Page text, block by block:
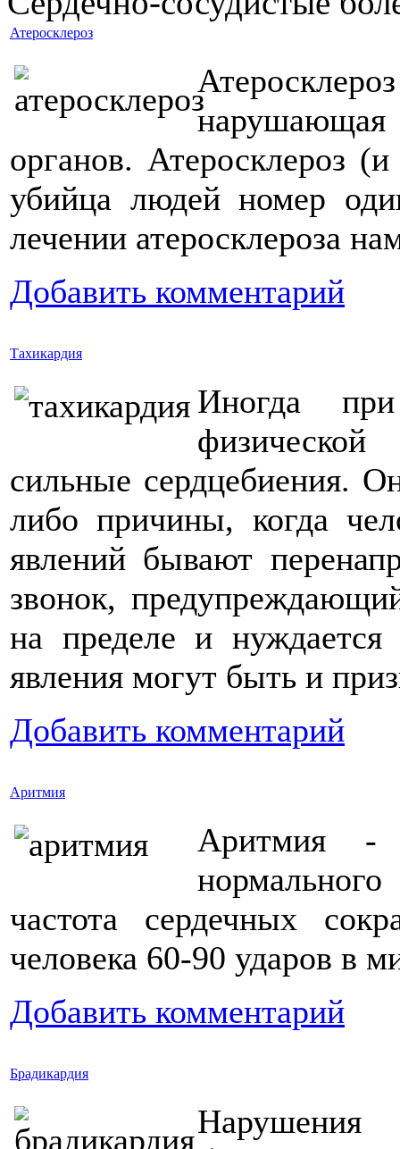
Атеросклероз
органов. Атеросклероз
убийца людей номер
лечении атеросклероза
Добавить комментарий
Тахикардия
Иногда
сильные сердцебиения.
либо причины, когда
явлений бывают
звонок,
на пределе и
явления могут быть и
Добавить комментарий
Аритмия
Аритмия -
частота сердечных
человека 60-90 ударов в
Добавить комментарий
Брадикардия
Нарушения